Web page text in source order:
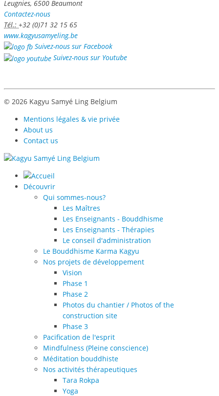
Leugnies, 6500 Beaumont
Contactez-nous
Tél.: +32 (0)71 32 15 65
www.kagyusamyeling.be
Suivez-nous sur Facebook
Suivez-nous sur Youtube
© 2026 Kagyu Samyé Ling Belgium
Mentions légales & vie privée
About us
Contact us
Découvrir
Qui sommes-nous?
Les Maîtres
Les Enseignants - Bouddhisme
Les Enseignants - Thérapies
Le conseil d'administration
Le Bouddhisme Karma Kagyu
Nos projets de développement
Vision
Phase 1
Phase 2
Photos du chantier / Photos of the
construction site
Phase 3
Pacification de l'esprit
Mindfulness (Pleine conscience)
Méditation bouddhiste
Nos activités thérapeutiques
Tara Rokpa
Yoga